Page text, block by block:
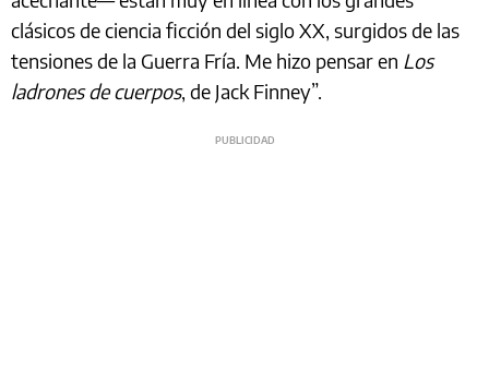
clásicos de ciencia ficción del siglo XX, surgidos de las
tensiones de la Guerra Fría. Me hizo pensar en Los
ladrones de cuerpos, de Jack Finney”.